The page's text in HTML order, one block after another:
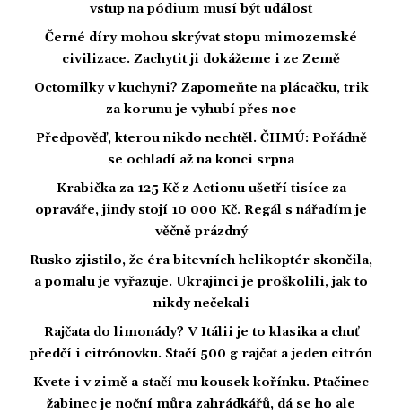
vstup na pódium musí být událost
Černé díry mohou skrývat stopu mimozemské
civilizace. Zachytit ji dokážeme i ze Země
Octomilky v kuchyni? Zapomeňte na plácačku, trik
za korunu je vyhubí přes noc
Předpověď, kterou nikdo nechtěl. ČHMÚ: Pořádně
se ochladí až na konci srpna
Krabička za 125 Kč z Actionu ušetří tisíce za
opraváře, jindy stojí 10 000 Kč. Regál s nářadím je
věčně prázdný
Rusko zjistilo, že éra bitevních helikoptér skončila,
a pomalu je vyřazuje. Ukrajinci je proškolili, jak to
nikdy nečekali
Rajčata do limonády? V Itálii je to klasika a chuť
předčí i citrónovku. Stačí 500 g rajčat a jeden citrón
Kvete i v zimě a stačí mu kousek kořínku. Ptačinec
žabinec je noční můra zahrádkářů, dá se ho ale